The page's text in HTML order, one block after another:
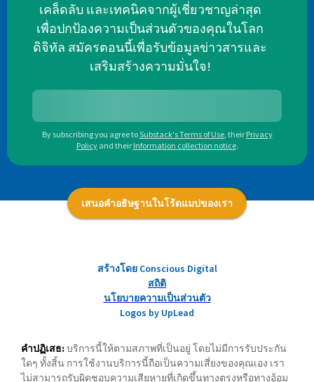
เคล็ดลับ และเทคนิคจากผู้เชี่ยวชาญล่าสุด
เพื่อปกป้องความเป็นส่วนตัวของคุณในโลก
ดิจิทัล สมัครตอนนี้เพื่อรับข้อมูลข่าวสารและ
เสริมสร้างความมั่นใจ!
By subscribing you agree toSubstack's Terms of Use, their Privacy
Policy and their Information collection notice.
เสนอคำอธิษฐานในโร้ดแมปของเรา
สร้างโดย Conscious Digital
สถิติ
นโยบายความเป็นส่วนตัว
Logos by UpLead
คำปฏิเสธ: บริการนี้ให้ตามสภาพที่เป็นอยู่ โดยไม่มีการรับประกัน
ใดๆ ทั้งสิ้น การใช้งานบริการนี้ถือเป็นความเสี่ยงของคุณเอง เรา
ไม่สามารถรับผิดชอบความเสียหายที่เกิดขึ้นทางตรงหรือทางอ้อม